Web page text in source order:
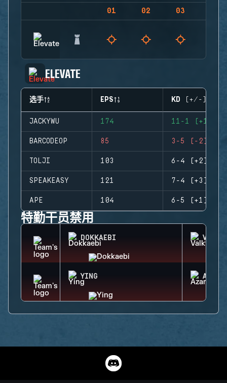
01 02 03
ELEVATE
选手 EPS KD (+/-)
JACKYWU 174 11-1 (+10)
BARCODEOP 85 3-5 (-2)
TOLJI 103 6-4 (+2)
SPEAKEASY 121 7-4 (+3)
APE 104 6-5 (+1)
特勤干员禁用
DOKKAEBI
YING AZAMI